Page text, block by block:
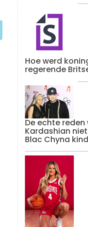
Hoe werd
regerende
De echte
Kardashian
Blac Chyna